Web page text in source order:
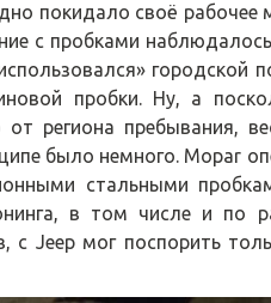
покидало своё рабочее
с пробками
городской
пробки. Ну, а
региона пребывания,
было немного. Mopar
стальными
в том числе и по
с Jeep мог поспорить